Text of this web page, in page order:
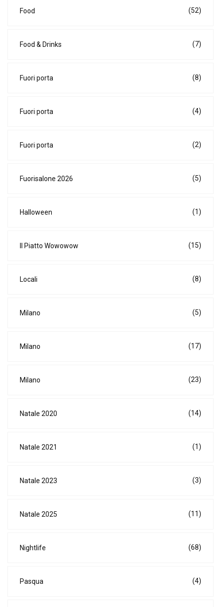
Food (52)
Food & Drinks (7)
Fuori porta (8)
Fuori porta (4)
Fuori porta (2)
Fuorisalone 2026 (5)
Halloween (1)
Il Piatto Wowowow (15)
Locali (8)
Milano (5)
Milano (17)
Milano (23)
Natale 2020 (14)
Natale 2021 (1)
Natale 2023 (3)
Natale 2025 (11)
Nightlife (68)
Pasqua (4)